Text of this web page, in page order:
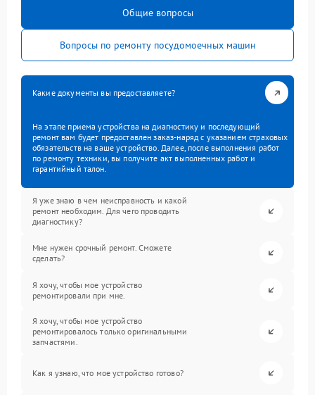
Общие вопросы
Вопросы по ремонту посудомоечных машин
Какие документы вы предоставляете?
На этапе приема устройства на диагностику и последующий
ремонт вам будет предоставлен заказ-наряд с указанием страховых
обязательств на ваше устройство. Далее, после выполнения работ
по ремонту техники, вы получите акт выполненных работ и
гарантийный талон.
Я уже знаю в чем неисправность и какой
ремонт необходим. Для чего проводить
диагностику?
Мне нужен срочный ремонт. Сможете
сделать?
Я хочу, чтобы мое устройство
ремонтировали при мне.
Я хочу, чтобы мое устройство
ремонтировалось только оригинальными
запчастями.
Как я узнаю, что мое устройство готово?